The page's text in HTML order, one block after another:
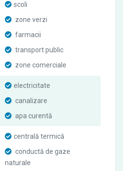
scoli
zone verzi
farmacii
transport public
zone comerciale
electricitate
canalizare
apa curentă
centrală termică
conductă de gaze
naturale